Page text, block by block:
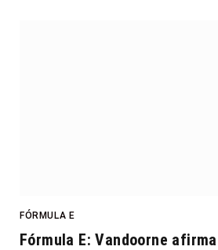
FÓRMULA E
Fórmula E: Vandoorne